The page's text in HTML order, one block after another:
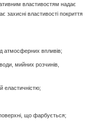
властивостям надає
захисні властивості покриття
атмосферних впливів;
мийних розчинів,
еластичністю;
що фарбується;